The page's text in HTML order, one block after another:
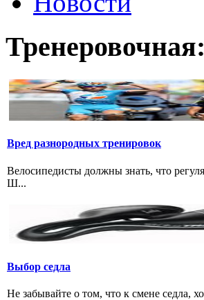
Тренеровочная:
Вред разнородных тренировок
Велосипедисты должны знать, что
Ш...
Выбор седла
Не забывайте о том, что к смене седла,